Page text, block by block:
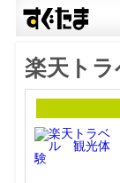
楽天ト